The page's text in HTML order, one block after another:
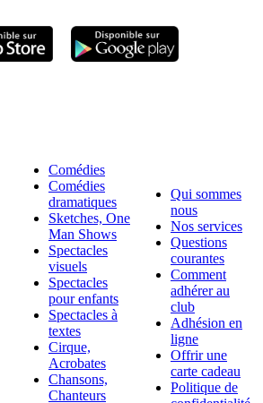
Comédies
Comédies
dramatiques
Sketches, One
Man Shows
Spectacles
visuels
Spectacles
pour enfants
Spectacles à
textes
Cirque,
Acrobates
Chansons,
Chanteurs
Qui sommes
nous
Nos services
Questions
courantes
Comment
adhérer au
club
Adhésion en
ligne
Offrir une
carte cadeau
Politique de